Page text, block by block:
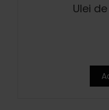
Ulei